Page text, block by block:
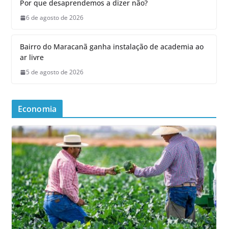
Por que desaprendemos a dizer não?
6 de agosto de 2026
Bairro do Maracanã ganha instalação de academia ao
ar livre
5 de agosto de 2026
Economia